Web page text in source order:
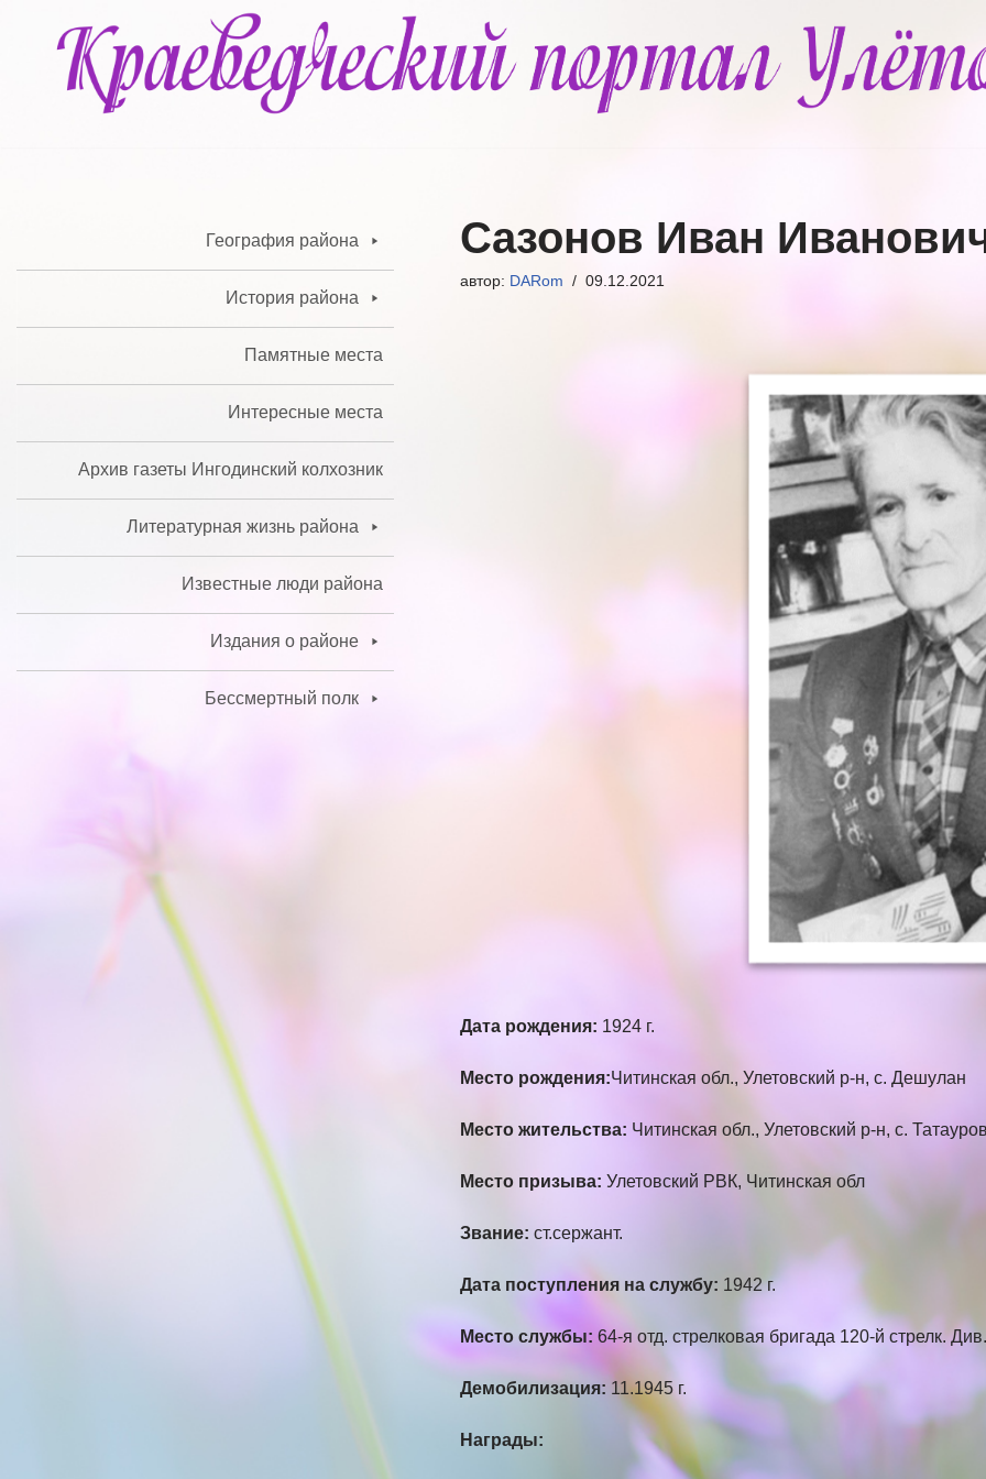
Перейти
содержимому
География района
История района
Памятные места
Интересные места
Архив газеты Ингодинский колхозник
Литературная жизнь района
Известные люди района
Издания о районе
Бессмертный полк
Сазонов Иван
автор: DARom 09.12.2021
Дата рождения: 1924 г.
Место рождения:Читинская обл., Улетовский р-н, с. Дешулан
Место жительства: Читинская обл., Улетовский р-н, с.
Место призыва:Улетовский РВК, Читинская обл
Звание: ст.сержант.
Дата поступления на службу: 1942 г.
Место службы:64-я отд. стрелковая бригада 120-й стрелк.
Демобилизация: 11.1945 г.
Награды: